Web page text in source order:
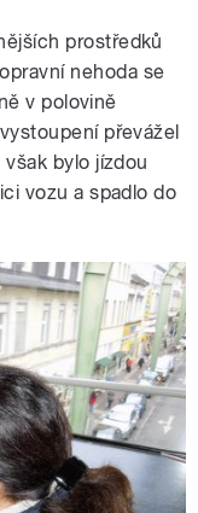
prostředků
nehoda se
v polovině
převážel
bylo jízdou
vozu a spadlo do